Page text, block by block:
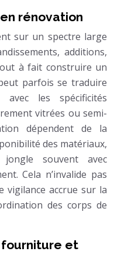
rénovation
sur un spectre large
additions,
à fait construire un
parfois se traduire
les spécificités
vitrées ou semi-
dépendent de la
des matériaux,
souvent avec
Cela n’invalide pas
vigilance accrue sur la
des corps de
fourniture et